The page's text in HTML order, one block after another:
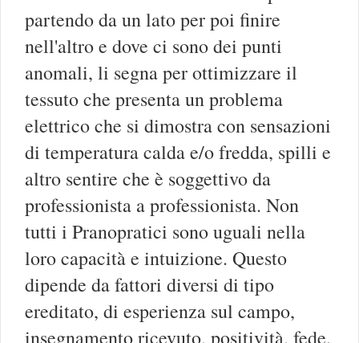
partendo da un lato per poi finire
nell'altro e dove ci sono dei punti
anomali, li segna per ottimizzare il
tessuto che presenta un problema
elettrico che si dimostra con sensazioni
di temperatura calda e/o fredda, spilli e
altro sentire che è soggettivo da
professionista a professionista. Non
tutti i Pranopratici sono uguali nella
loro capacità e intuizione. Questo
dipende da fattori diversi di tipo
ereditato, di esperienza sul campo,
insegnamento ricevuto, positività, fede.